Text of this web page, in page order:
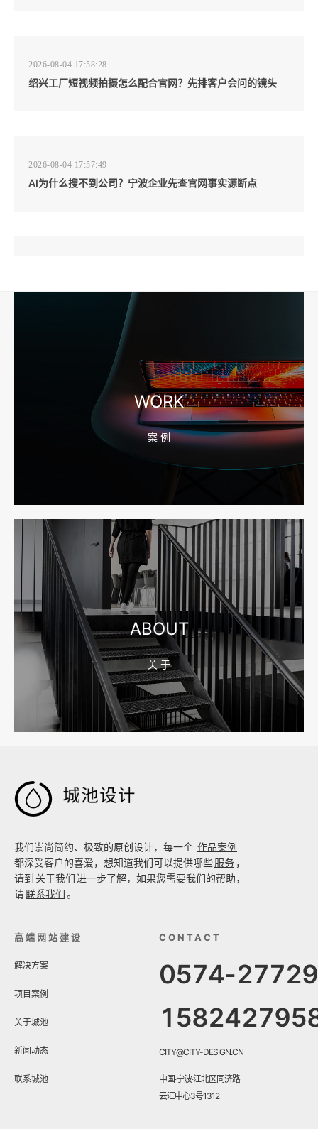
2026-08-04 17:58:28
绍兴工厂短视频拍摄怎么配合官网？先排客户会问的镜头
2026-08-04 17:57:49
AI为什么搜不到公司？宁波企业先查官网事实源断点
宁波高端网站建设公司推荐，移动端验收别放到最后
宁波网站建设报价怎么看？合同、源码和后台要先写清
2026-08-04 17:55:09
宁波制造业网站建设公司怎么选？先看产品询盘字段
2026-08-02 17:58:44
工厂短视频拍摄后，怎样放进官网帮助客户判断实力
WORK
案 例
ABOUT
关 于

我们崇尚简约、极致的原创设计，每一个 作品案例
都深受客户的喜爱，想知道我们可以提供哪些服务 ，
请到 关于我们进一步了解，如果您需要我们的帮助，
请联系我们。
高端网站建设
解决方案
项目案例
关于城池
新闻动态
联系城池
CONTACT
0574-
CITY@CITY-DESIGN.CN
中国·宁波·江北区同济路
云汇中心3号1312